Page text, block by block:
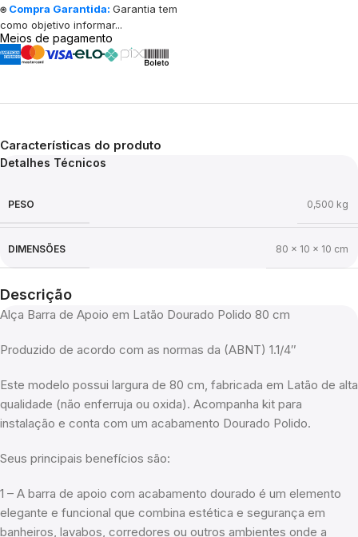
⍟ Compra Garantida: Garantia tem
como objetivo informar...
Meios de pagamento
Características do produto
Detalhes Técnicos
PESO 0,500 kg
DIMENSÕES 80 × 10 × 10 cm
Descrição
Alça Barra de Apoio em Latão Dourado Polido 80 cm
Produzido de acordo com as normas da (ABNT) 1.1/4″
Este modelo possui largura de 80 cm, fabricada em Latão de alta
qualidade (não enferruja ou oxida). Acompanha kit para
instalação e conta com um acabamento Dourado Polido.
Seus principais benefícios são:
1 – A barra de apoio com acabamento dourado é um elemento
elegante e funcional que combina estética e segurança em
banheiros, lavabos, corredores ou outros ambientes onde a